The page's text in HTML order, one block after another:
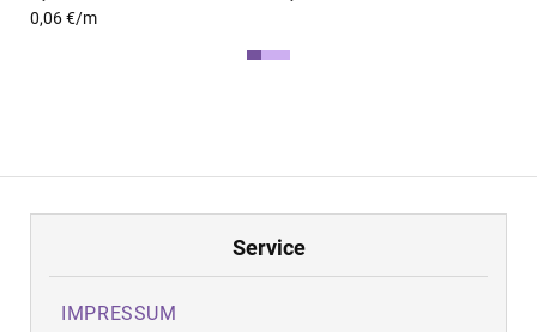
0,06 €/m
Service
IMPRESSUM